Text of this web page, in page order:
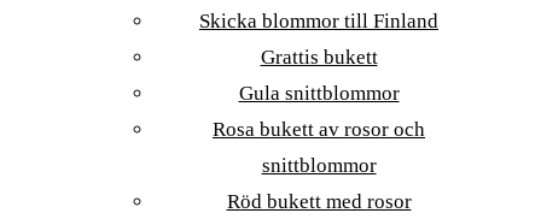
Skicka blommor till Finland
Grattis bukett
Gula snittblommor
Rosa bukett av rosor och
snittblommor
Röd bukett med rosor